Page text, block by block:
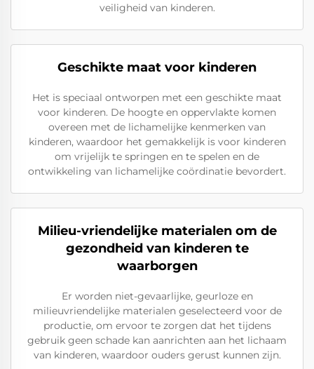
veiligheid van kinderen.
Geschikte maat voor kinderen
Het is speciaal ontworpen met een geschikte maat
voor kinderen. De hoogte en oppervlakte komen
overeen met de lichamelijke kenmerken van
kinderen, waardoor het gemakkelijk is voor kinderen
om vrijelijk te springen en te spelen en de
ontwikkeling van lichamelijke coördinatie bevordert.
Milieu-vriendelijke materialen om de
gezondheid van kinderen te
waarborgen
Er worden niet-gevaarlijke, geurloze en
milieuvriendelijke materialen geselecteerd voor de
productie, om ervoor te zorgen dat het tijdens
gebruik geen schade kan aanrichten aan het lichaam
van kinderen, waardoor ouders gerust kunnen zijn.